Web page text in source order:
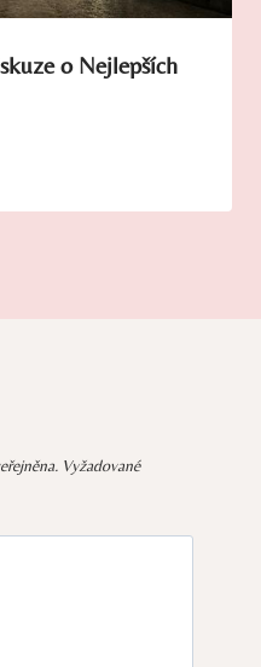
o Nejlepších
Vyžadované